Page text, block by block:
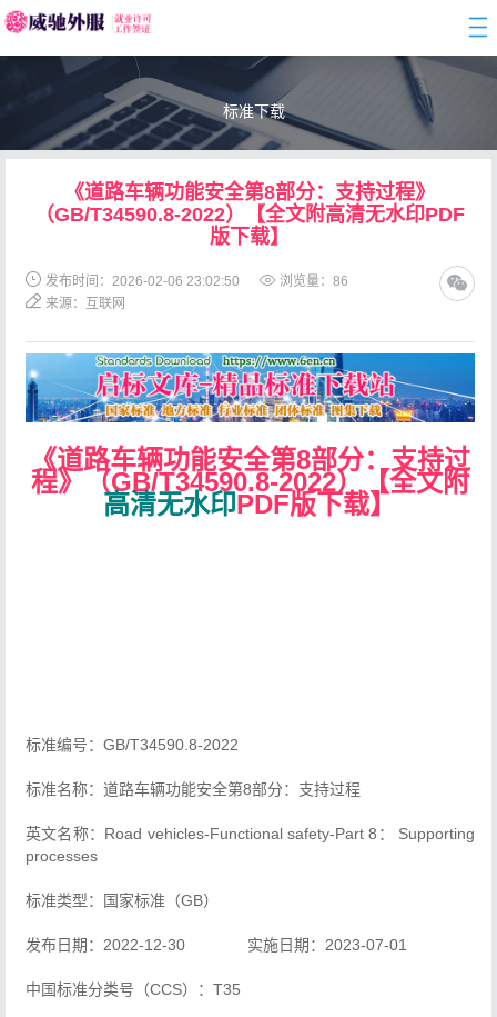
标准下载
《道路车辆功能安全第8部分：支持过程》
（GB/T34590.8-2022）【全文附高清无水印PDF
版下载】
发布时间：2026-02-06 23:02:50 浏览量： 86
来源：互联网
《道路车辆功能安全第8部分：支持过
程》（GB/T34590.8-2022）【全文附
高清无水印PDF版下载】
标准编号：GB/T34590.8-2022
标准名称：道路车辆功能安全第8部分：支持过程
英文名称：Road vehicles-Functional safety-Part 8： Supporting
processes
标准类型：国家标准（GB）
发布日期：2022-12-30 实施日期：2023-07-01
中国标准分类号（CCS）：T35